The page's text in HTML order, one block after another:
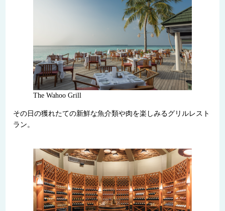
The Wahoo Grill
その日の獲れたての新鮮な魚介類や肉を楽しみるグリルレスト
ラン。